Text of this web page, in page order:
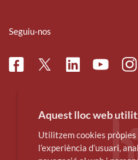
Seguiu-nos
FacebookTwitterLinkedinYoutube
Aquest lloc web
Utilitzem cookies
l’experiència d’usuari,